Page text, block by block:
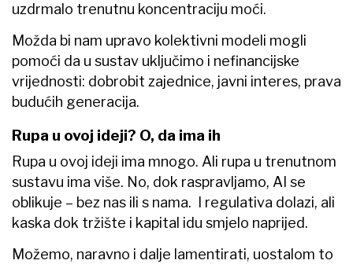
uzdrmalo trenutnu koncentraciju moći.
Možda bi nam upravo kolektivni modeli mogli
pomoći da u sustav uključimo i nefinancijske
vrijednosti: dobrobit zajednice, javni interes, prava
budućih generacija.
Rupa u ovoj ideji? O, da ima ih
Rupa u ovoj ideji ima mnogo. Ali rupa u trenutnom
sustavu ima više. No, dok raspravljamo, AI se
oblikuje – bez nas ili s nama. I regulativa dolazi, ali
kaska dok tržište i kapital idu smjelo naprijed.
Možemo, naravno i dalje lamentirati, uostalom to